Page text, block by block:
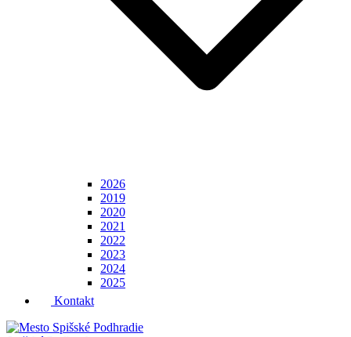
2026
2019
2020
2021
2022
2023
2024
2025
Kontakt